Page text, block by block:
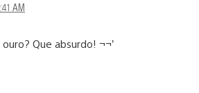
AM
Que absurdo! ¬¬’